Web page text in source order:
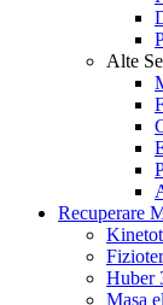
Alte
Recuperare
Huber
Masa